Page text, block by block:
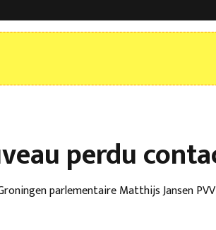
perdu
parlementaire Matthijs Jansen